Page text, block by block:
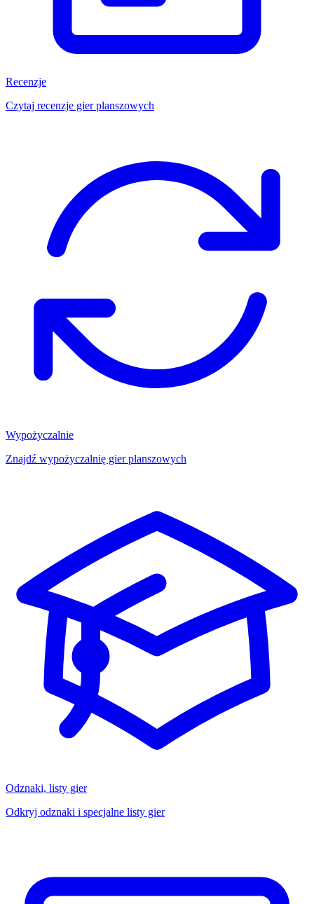
Recenzje
Czytaj recenzje gier planszowych
Wypożyczalnie
Znajdź wypożyczalnię gier planszowych
Odznaki, listy gier
Odkryj odznaki i specjalne listy gier